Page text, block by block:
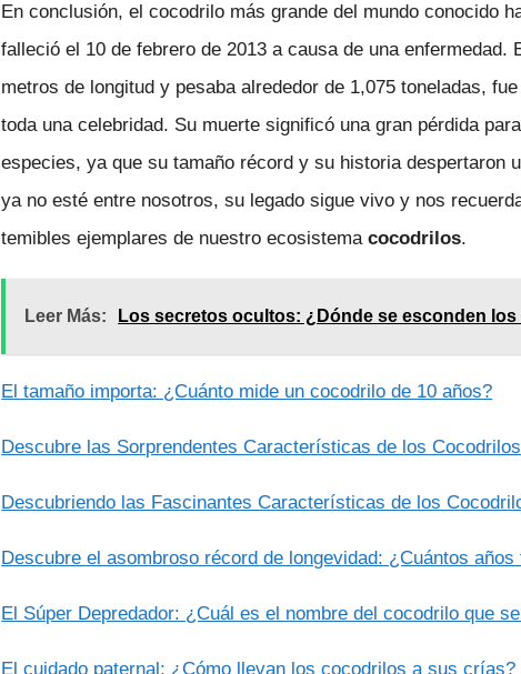
En conclusión, el cocodrilo más grande del mundo conocido
falleció el 10 de febrero de 2013 a causa de una
metros de longitud y pesaba alrededor de 1,075 toneladas,
toda una celebridad. Su muerte significó una gran pérdida
especies, ya que su tamaño récord y su historia despertaron
ya no esté entre nosotros, su legado sigue vivo y nos
temibles ejemplares de nuestro ecosistemacocodrilos.
Leer Más: Los secretos ocultos: ¿Dónde se esconden
El tamaño importa: ¿Cuánto mide un cocodrilo de 10 años?
Descubre las Sorprendentes Características de los Cocodrilos
Descubriendo las Fascinantes Características de los
Descubre el asombroso récord de longevidad: ¿Cuántos
El Súper Depredador: ¿Cuál es el nombre del cocodrilo que
El cuidado paternal: ¿Cómo llevan los cocodrilos a sus crías?